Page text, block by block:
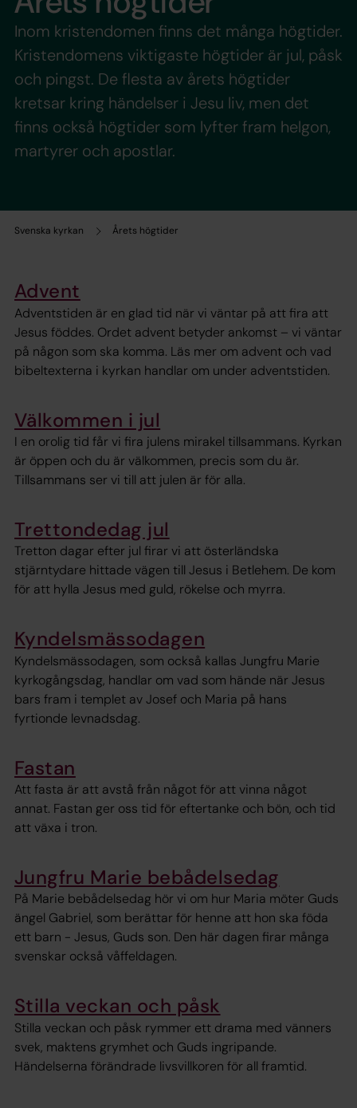
Svenska kyrkan Årets högtider
Inom kristendomen finns det många högtider.
Kristendomens viktigaste högtider är jul, påsk
och pingst. De flesta av årets högtider
kretsar kring händelser i Jesu liv, men det
finns också högtider som lyfter fram helgon,
martyrer och apostlar.
Advent
Adventstiden är en glad tid när vi väntar på att fira att
Jesus föddes. Ordet advent betyder ankomst – vi väntar
på någon som ska komma. Läs mer om advent och vad
bibeltexterna i kyrkan handlar om under adventstiden.
Välkommen i jul
I en orolig tid får vi fira julens mirakel tillsammans. Kyrkan
är öppen och du är välkommen, precis som du är.
Tillsammans ser vi till att julen är för alla.
Trettondedag jul
Tretton dagar efter jul firar vi att österländska
stjärntydare hittade vägen till Jesus i Betlehem. De kom
för att hylla Jesus med guld, rökelse och myrra.
Kyndelsmässodagen
Kyndelsmässodagen, som också kallas Jungfru Marie
kyrkogångsdag, handlar om vad som hände när Jesus
bars fram i templet av Josef och Maria på hans
fyrtionde levnadsdag.
Fastan
Att fasta är att avstå från något för att vinna något
annat. Fastan ger oss tid för eftertanke och bön, och tid
att växa i tron.
Jungfru Marie bebådelsedag
På Marie bebådelsedag hör vi om hur Maria möter Guds
ängel Gabriel, som berättar för henne att hon ska föda
ett barn - Jesus, Guds son. Den här dagen firar många
svenskar också våffeldagen.
Stilla veckan och påsk
Stilla veckan och påsk rymmer ett drama med vänners
svek, maktens grymhet och Guds ingripande.
Händelserna förändrade livsvillkoren för all framtid.